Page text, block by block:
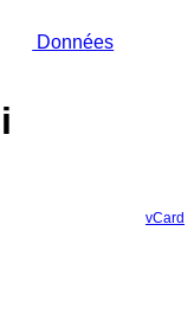
Données
vCard